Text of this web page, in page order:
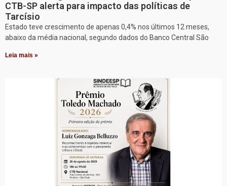
CTB-SP alerta para impacto das políticas de
Tarcísio
Estado teve crescimento de apenas 0,4% nos últimos 12 meses,
abaixo da média nacional, segundo dados do Banco Central São
Leia mais »